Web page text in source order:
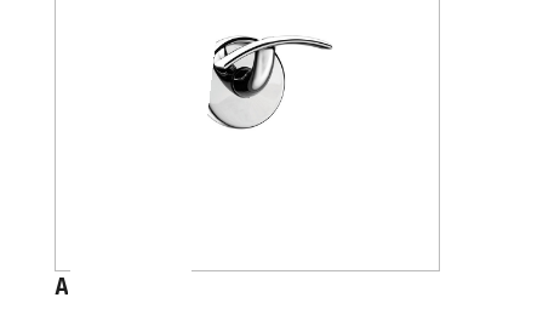
A1020C